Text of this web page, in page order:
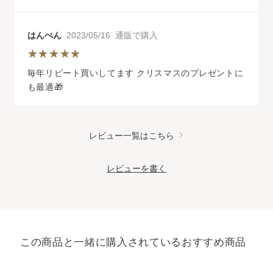
はんぺん2023/05/16 通販で購入
毎年リピート買いしてます クリスマスのプレゼントに
も最適🎁
レビュー一覧はこちら
レビューを書く
この商品と一緒に購入されているおすすめ商品